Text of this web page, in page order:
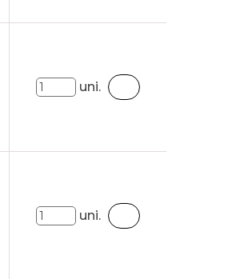
uni.
uni.